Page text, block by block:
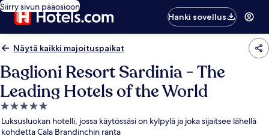
Siirry sivun pääosioon
Hanki sovellus
Näytä kaikki majoituspaikat
Baglioni Resort Sardinia - The
Leading Hotels of the World
5.0
tähden
majoituspaikka
Luksusluokan hotelli, jossa käytössäsi on kylpylä ja joka sijaitsee lähellä
kohdetta Cala Brandinchin ranta